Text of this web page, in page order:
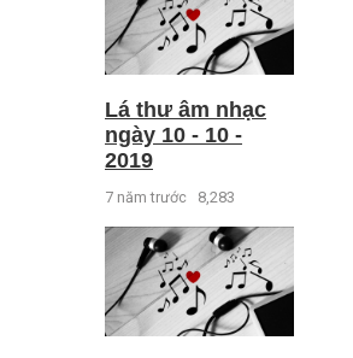
Lá thư âm nhạc
ngày 10 - 10 -
2019
7 năm trước 8,283